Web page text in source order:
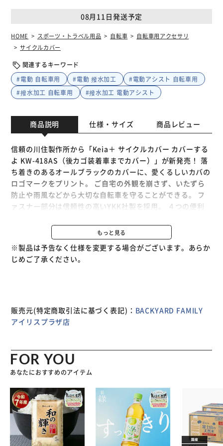
08月11日発送予定
HOME スポーツ・トラベル用品 自転車
自転車用アクセサリ
サイクルカバー
関連するキーワード
#電動 自転車用
#電動 撥水加工
#電動アシスト 自転車用
#撥水加工 自転車用
#撥水加工 電動アシスト
商品説明 仕様・サイズ 商品レビュー
信頼の川住製作所から「Keia＋ サイクルカバー カバーする
よ KW-418AS（後カゴ装着車までカバー）」が新発売！ 落
ち着きのあるオールブラックのカバーに、愛くるしいカバの
ロゴマークをプリント。 ご自宅の外観を崩さず、いたずら
防止や雨風などから大切な自転車を守ることができる。 フ
ァスナー部分は信頼性の高いYKK社製を採用。 ４つの便利
バッテリーの着脱が簡単。 便利２．ファスナーを開けて被
せると楽々簡単装着。 便利３．開閉のしやすい引き手付
き。 便利４．乾燥に便利なポールへの取付ベルト付き。 そ
の他、風飛び防止バックル、ロック対応補強穴にバタつき防
型～27型）：後カゴ装着車まで。電動アシスト車（20型～
27型）：後カゴ装着車まで。
もっと見る
※製品は予告なく仕様を変更する場合がございます。あらか
じめご了承ください。
販売元(特定商取引法に基づく表記)： BACKYARD FAMILY
アイリスプラザ店
FOR YOU
あなたにおすすめのアイテム